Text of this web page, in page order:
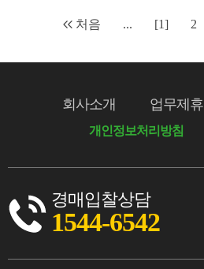
처음 ... [1] 2
회사소개 업무제휴
개인정보처리방침
경매입찰상담
1544-6542